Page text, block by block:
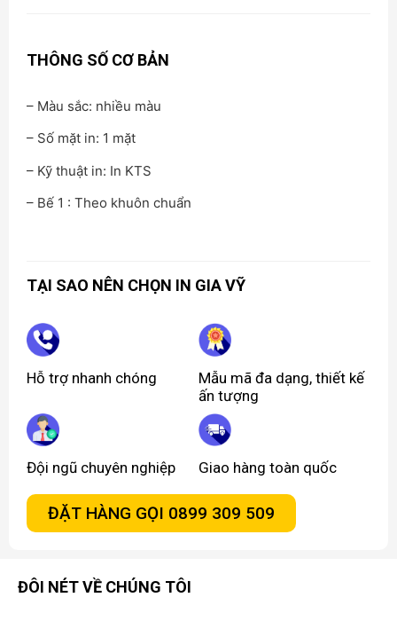
THÔNG SỐ CƠ BẢN
– Màu sắc: nhiều màu
– Số mặt in: 1 mặt
– Kỹ thuật in: In KTS
– Bế 1 : Theo khuôn chuẩn
TẠI SAO NÊN CHỌN IN GIA VỸ
Hỗ trợ nhanh chóng
Mẫu mã đa dạng, thiết kế
ấn tượng
Đội ngũ chuyên nghiệp Giao hàng toàn quốc
ĐẶT HÀNG GỌI 0899 309 509
ĐÔI NÉT VỀ CHÚNG TÔI